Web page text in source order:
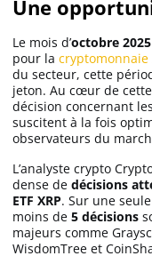
Une
Le mois d’octobre 2025
pour la cryptomonnaie
du secteur, cette
jeton. Au cœur de
décision concernant les
suscitent à la fois
observateurs du
L’analyste crypto
dense de décisions
ETF XRP. Sur une
moins de 5 décisions
majeurs comme
WisdomTree et